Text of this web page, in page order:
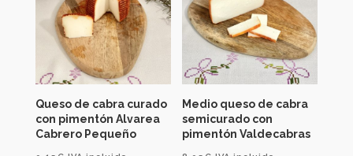
Queso de cabra curado
con pimentón Alvarea
Cabrero Pequeño
Medio queso de cabra
semicurado con
pimentón Valdecabras